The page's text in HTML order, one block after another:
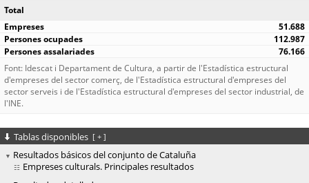
Total
51.688
112.987
76.166
Font: Idescat i Departament de Cultura, a partir de l'Estadística estructural
d'empreses del sector comerç, de l'Estadística estructural d'empreses del
sector serveis i de l'Estadística estructural d'empreses del sector industrial, de
l'INE.
Tablas disponibles [ + ]
Resultados básicos del conjunto de Cataluña
Empreses culturals. Principales resultados